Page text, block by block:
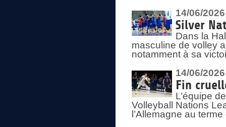
14/06/2026
Silver
Dans la
masculine de volley
notamment à sa
14/06/2026
Fin
L’équipe
Volleyball Nations
l’Allemagne au